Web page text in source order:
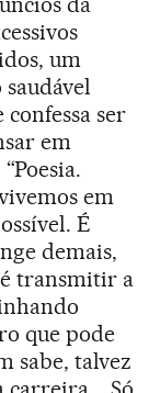
um
confessa ser
em
em
É
demais,
transmitir a
que pode
sabe, talvez